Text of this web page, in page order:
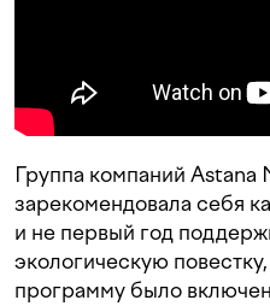
Группа компаний
зарекомендовала себя
и не первый год
экологическую
программу было